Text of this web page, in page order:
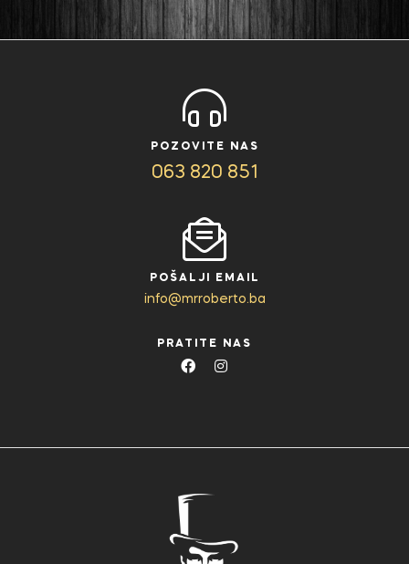
POZOVITE NAS
063 820 851
POŠALJI EMAIL
info@mrroberto.ba
PRATITE NAS